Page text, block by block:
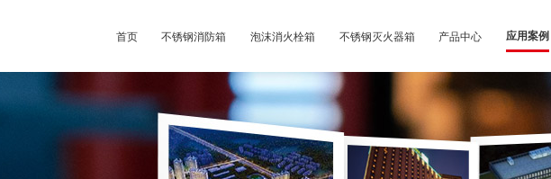
首页 不锈钢消防箱 泡沫消火栓箱 不锈钢灭火器箱 产品中心 应用案例